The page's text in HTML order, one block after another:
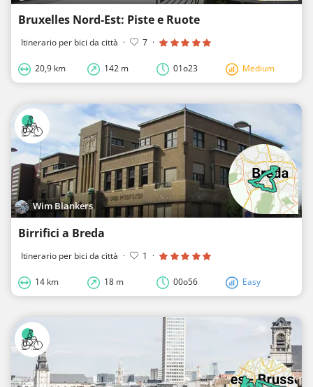
Bruxelles Nord-Est: Piste e Ruote
Itinerario per bici da città · 7 ·
20,9 km 142 m 01o23 Medium
Wim Blankers
Birrifici a Breda
Itinerario per bici da città · 1 ·
14 km 18 m 00o56 Easy